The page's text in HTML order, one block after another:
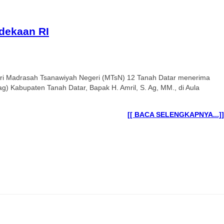
RI
Tsanawiyah Negeri (MTsN) 12 Tanah Datar menerima
Kabupaten Tanah Datar, Bapak H. Amril, S. Ag, MM., di Aula
[[ BACA SELENGKAPNYA...]]